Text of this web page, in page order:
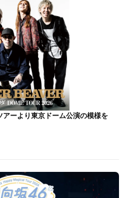
アーより東京ドーム公演の模様を